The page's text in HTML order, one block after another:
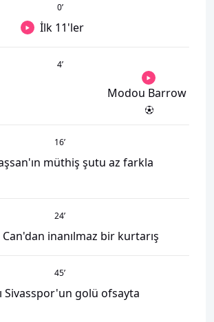
0’
İlk 11'ler
4’
Modou Barrow
16’
müthiş şutu az farkla
24’
inanılmaz bir kurtarış
45’
Sivasspor'un golü ofsayta